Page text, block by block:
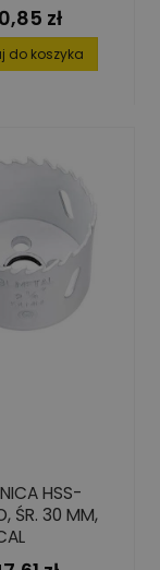
zł
do koszyka
HSS-
ŚR. 30 MM,